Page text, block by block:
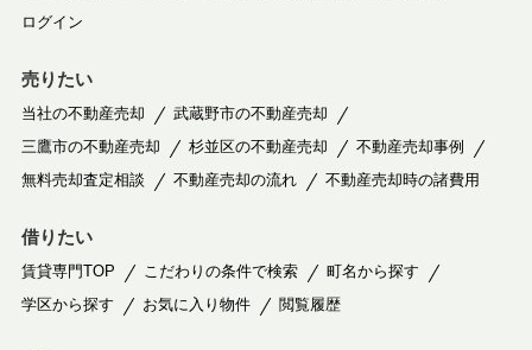
ログイン
売りたい
当社の不動産売却
武蔵野市の不動産売却
三鷹市の不動産売却
杉並区の不動産売却
不動産売却事例
無料売却査定相談
不動産売却の流れ 不動産売却時の諸費用
借りたい
賃貸専門TOP こだわりの条件で検索
町名から探す
学区から探す
お気に入り物件 閲覧履歴